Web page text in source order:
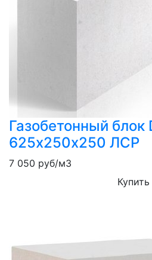
Газобетонный блок
625х250х250 ЛСР
7 050 руб/м3
Купить